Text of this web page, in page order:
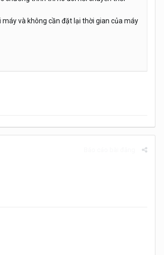
và không cần đặt lại thời gian của máy